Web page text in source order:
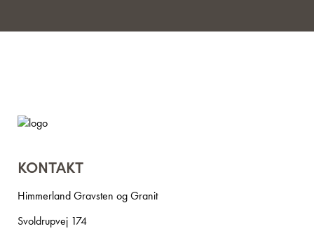
KONTAKT
Himmerland Gravsten og Granit
Svoldrupvej 174